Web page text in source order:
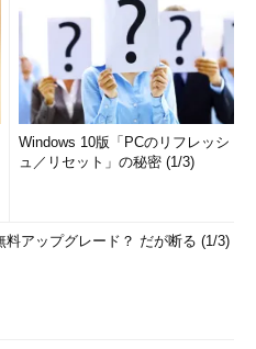
Windows 10版「PCのリフレッシ
ュ／リセット」の秘密 (1/3)
料アップグレード？ だが断る (1/3)